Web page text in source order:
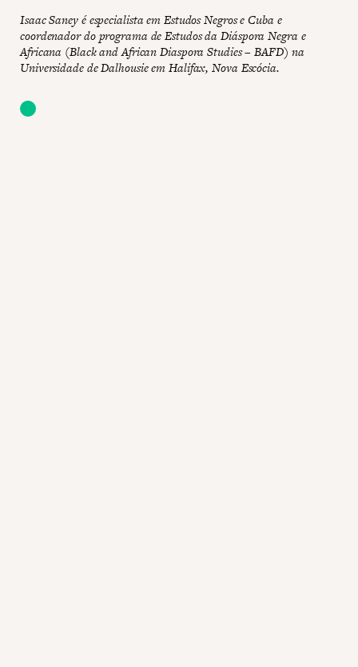
Isaac Saney é especialista em Estudos Negros e Cuba e
coordenador do programa de Estudos da Diáspora Negra e
Africana (Black and African Diaspora Studies – BAFD) na
Universidade de Dalhousie em Halifax, Nova Escócia.